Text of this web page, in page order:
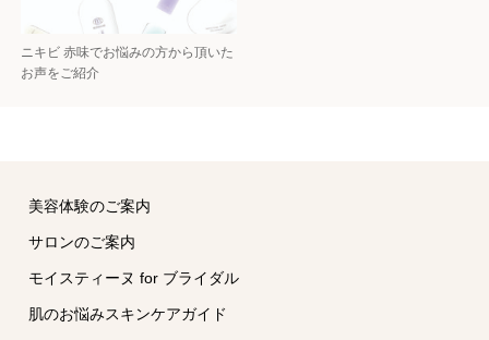
ニキビ 赤味でお悩みの方から頂いた
お声をご紹介
美容体験のご案内
サロンのご案内
モイスティーヌ for ブライダル
肌のお悩みスキンケアガイド